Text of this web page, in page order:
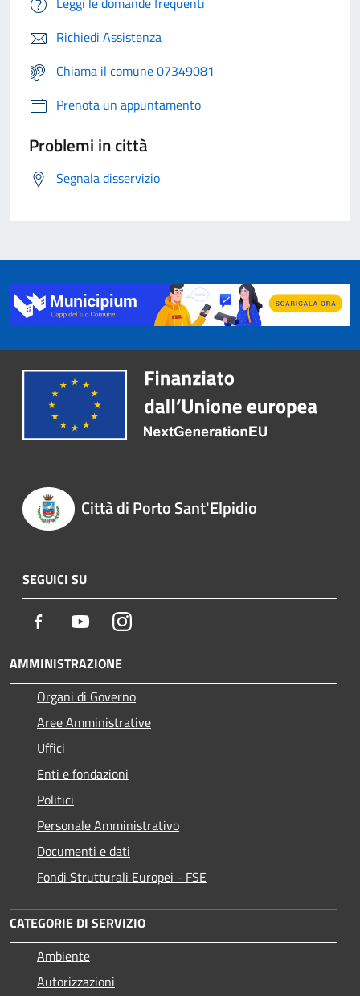
Richiedi Assistenza
Chiama il comune 07349081
Prenota un appuntamento
Problemi in città
Segnala disservizio
Città di Porto Sant'Elpidio
SEGUICI SU
Facebook YoutubeInstagram
AMMINISTRAZIONE
Organi di Governo
Aree Amministrative
Uffici
Enti e fondazioni
Politici
Personale Amministrativo
Documenti e dati
Fondi Strutturali Europei - FSE
CATEGORIE DI SERVIZIO
Ambiente
Autorizzazioni